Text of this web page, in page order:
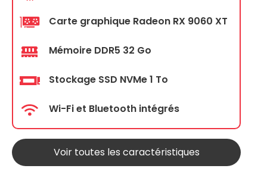
Carte graphique Radeon RX 9060 XT
Mémoire DDR5 32 Go
Stockage SSD NVMe 1 To
Wi-Fi et Bluetooth intégrés
Voir toutes les caractéristiques